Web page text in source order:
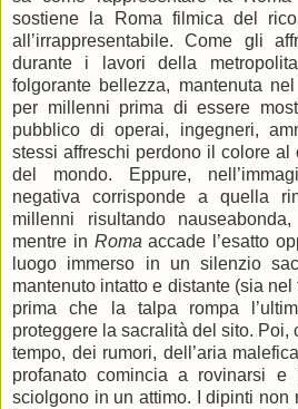
sostiene la Roma filmica del
all’irrappresentabile. Come gli
durante i lavori della
folgorante bellezza, mantenuta
per millenni prima di essere
pubblico di operai, ingegneri,
stessi affreschi perdono il colore al
del mondo. Eppure,
negativa corrisponde a quella
millenni risultando
mentre in Roma accade l’esatto
luogo immerso in un silenzio
mantenuto intatto e distante (sia
prima che la talpa rompa
proteggere la sacralità del sito. Poi,
tempo, dei rumori, dell’aria
profanato comincia a rovinarsi
sciolgono in un attimo. I dipinti non